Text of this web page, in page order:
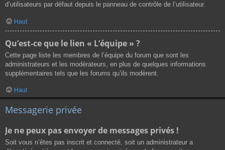
d’utilisateurs par défaut depuis le panneau de contrôle de l’utilisateur.
Haut
Qu’est-ce que le lien « L’équipe » ?
Cette page liste les membres de l’équipe du forum que sont les
administrateurs et les modérateurs, en plus de quelques informations
supplémentaires tels que les forums qu’ils modèrent.
Haut
Messagerie privée
Je ne peux pas envoyer de messages privés !
Soit vous n’êtes pas inscrit et connecté, soit un administrateur a